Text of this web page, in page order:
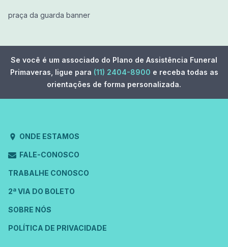
praça da guarda banner
Se você é um associado do Plano de Assistência Funeral
Primaveras, ligue para (11) 2404-8900 e receba todas as
orientações de forma personalizada.
ONDE ESTAMOS
FALE-CONOSCO
TRABALHE CONOSCO
2ª VIA DO BOLETO
SOBRE NÓS
POLÍTICA DE PRIVACIDADE